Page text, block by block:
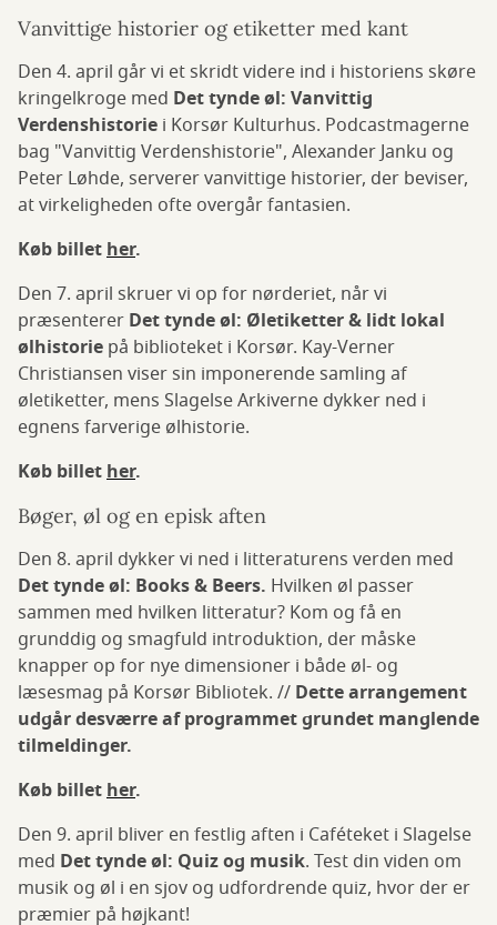
Vanvittige historier og etiketter med kant
Den 4. april går vi et skridt videre ind i historiens skøre
kringelkroge med Det tynde øl: Vanvittig
Verdenshistorie i Korsør Kulturhus. Podcastmagerne
bag "Vanvittig Verdenshistorie", Alexander Janku og
Peter Løhde, serverer vanvittige historier, der beviser,
at virkeligheden ofte overgår fantasien.
Køb billether.
Den 7. april skruer vi op for nørderiet, når vi
præsenterer Det tynde øl: Øletiketter & lidt lokal
ølhistorie på biblioteket i Korsør. Kay-Verner
Christiansen viser sin imponerende samling af
øletiketter, mens Slagelse Arkiverne dykker ned i
egnens farverige ølhistorie.
Køb billether.
Bøger, øl og en episk aften
Den 8. april dykker vi ned i litteraturens verden med
Det tynde øl: Books & Beers. Hvilken øl passer
sammen med hvilken litteratur? Kom og få en
grunddig og smagfuld introduktion, der måske
knapper op for nye dimensioner i både øl- og
læsesmag på Korsør Bibliotek. // Dette arrangement
udgår desværre af programmet grundet manglende
tilmeldinger.
Køb billether.
Den 9. april bliver en festlig aften i Caféteket i Slagelse
med Det tynde øl: Quiz og musik. Test din viden om
musik og øl i en sjov og udfordrende quiz, hvor der er
præmier på højkant!